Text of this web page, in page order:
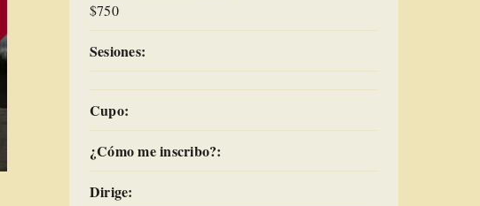
$750
Sesiones:
Cupo:
¿Cómo me inscribo?:
Dirige: